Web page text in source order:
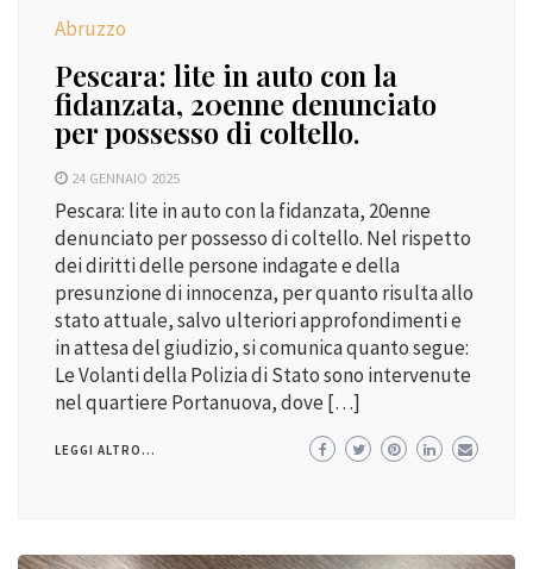
Abruzzo
Pescara: lite in auto con la
fidanzata, 20enne denunciato
per possesso di coltello.
24 GENNAIO 2025
Pescara: lite in auto con la fidanzata, 20enne
denunciato per possesso di coltello. Nel rispetto
dei diritti delle persone indagate e della
presunzione di innocenza, per quanto risulta allo
stato attuale, salvo ulteriori approfondimenti e
in attesa del giudizio, si comunica quanto segue:
Le Volanti della Polizia di Stato sono intervenute
nel quartiere Portanuova, dove […]
LEGGI ALTRO...